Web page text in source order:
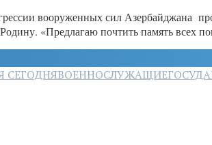
вооруженных сил Азербайджана
«Предлагаю почтить память всех
СЕГОДНЯВОЕННОСЛУЖАЩИЕ